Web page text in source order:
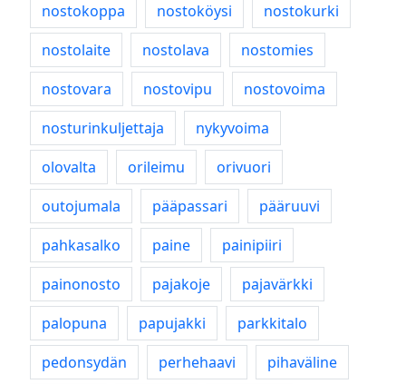
nostokoppa
nostoköysi
nostokurki
nostolaite
nostolava
nostomies
nostovara
nostovipu
nostovoima
nosturinkuljettaja
nykyvoima
olovalta
orileimu
orivuori
outojumala
pääpassari
pääruuvi
pahkasalko
paine
painipiiri
painonosto
pajakoje
pajavärkki
palopuna
papujakki
parkkitalo
pedonsydän
perhehaavi
pihaväline